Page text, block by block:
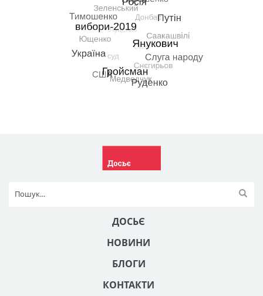
ДОСЬЄ
НОВИНИ
БЛОГИ
КОНТАКТИ